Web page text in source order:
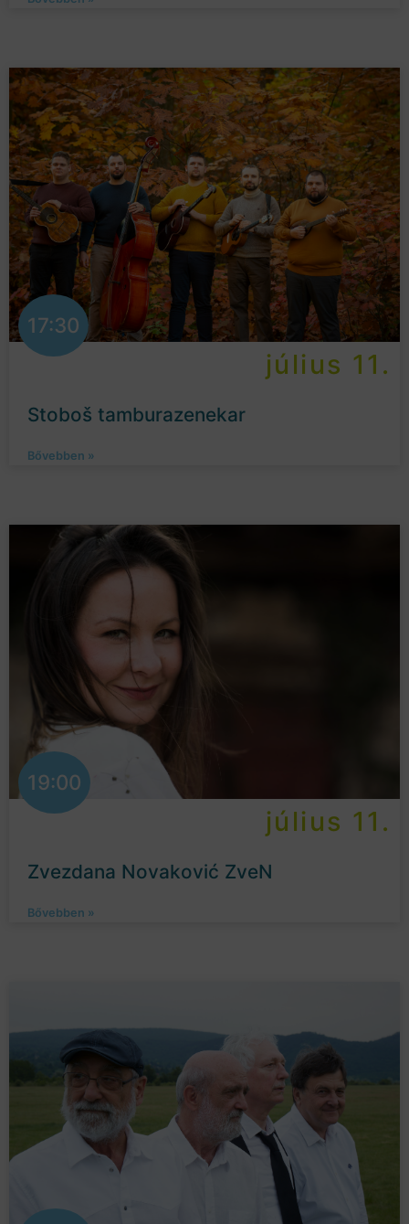
17:30
július 11.
Stoboš tamburazenekar
Bővebben »
19:00
július 11.
Zvezdana Novaković ZveN
Bővebben »